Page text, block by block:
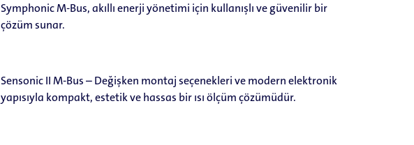
Symphonic M-Bus, akıllı enerji yönetimi için kullanışlı ve güvenilir bir
çözüm sunar.
Sensonic II M-Bus – Değişken montaj seçenekleri ve modern elektronik
yapısıyla kompakt, estetik ve hassas bir ısı ölçüm çözümüdür.